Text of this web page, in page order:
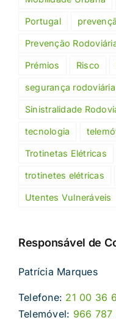
Portugal
Prevenção
Prémios Risco
segurança
Sinistralidade
tecnologia
Trotinetas Elétricas
trotinetes elétricas
Utentes Vulneráveis
Responsável de
Patrícia Marques
Telefone: 21 00 36
Telemóvel: 966 787